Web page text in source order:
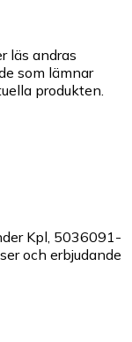
läs andras
som lämnar
produkten.
Kpl, 5036091-
och erbjudande